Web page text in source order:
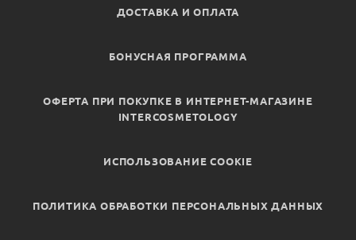
ДОСТАВКА И ОПЛАТА
БОНУСНАЯ ПРОГРАММА
ОФЕРТА ПРИ ПОКУПКЕ В ИНТЕРНЕТ-МАГАЗИНЕ
INTERCOSMETOLOGY
ИСПОЛЬЗОВАНИЕ COOKIE
ПОЛИТИКА ОБРАБОТКИ ПЕРСОНАЛЬНЫХ ДАННЫХ